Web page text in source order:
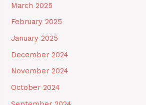
March 2025
February 2025
January 2025
December 2024
November 2024
October 2024